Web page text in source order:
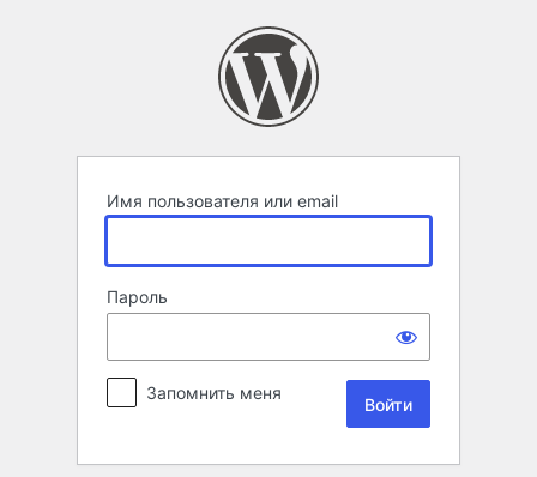
Имя пользователя или email
Пароль
Запомнить меня